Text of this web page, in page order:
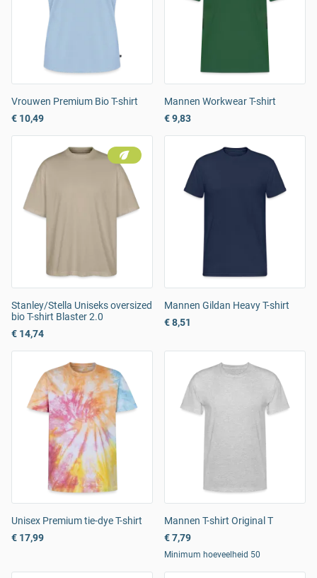
Vrouwen Premium Bio T-shirt
€ 10,49
Mannen Workwear T-shirt
€ 9,83
Stanley/Stella Uniseks oversized
bio T-shirt Blaster 2.0
€ 14,74
Mannen Gildan Heavy T-shirt
€ 8,51
Unisex Premium tie-dye T-shirt
€ 17,99
Mannen T-shirt Original T
€ 7,79
Minimum hoeveelheid 50